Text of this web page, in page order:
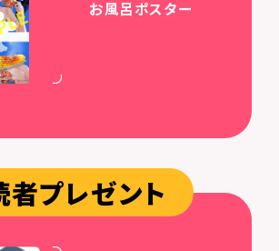
お風呂ポスター
者プレゼント